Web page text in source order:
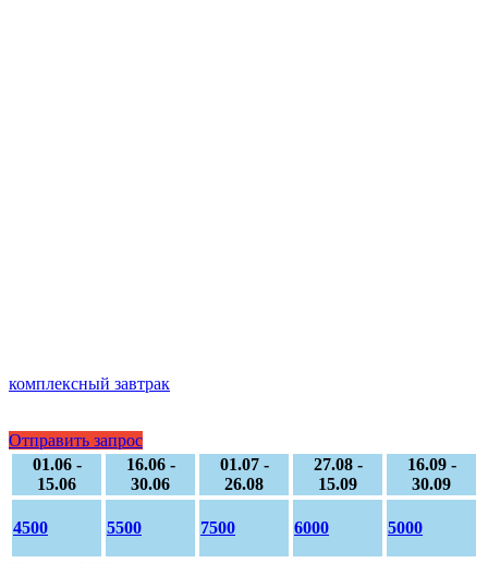
комплексный завтрак
Отправить запрос
01.06 -
15.06
16.06 -
30.06
01.07 -
26.08
27.08 -
15.09
16.09 -
30.09
4500 5500 7500 6000 5000